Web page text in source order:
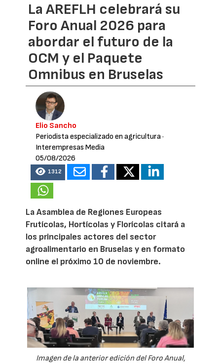
La AREFLH celebrará su
Foro Anual 2026 para
abordar el futuro de la
OCM y el Paquete
Omnibus en Bruselas
Elio Sancho
Periodista especializado en agricultura·
Interempresas Media
05/08/2026
1312
La Asamblea de Regiones Europeas
Frutícolas, Hortícolas y Florícolas citará a
los principales actores del sector
agroalimentario en Bruselas y en formato
online el próximo 10 de noviembre.
Imagen de la anterior edición del Foro Anual,